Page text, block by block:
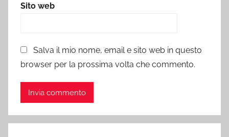
Sito web
Salva il mio nome, email e sito web in questo
browser per la prossima volta che commento.